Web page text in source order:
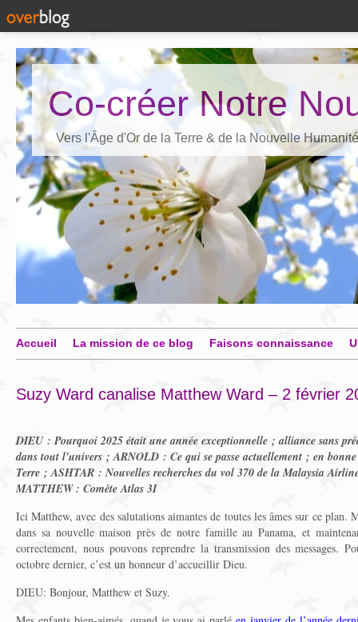
Co-créer Notre
Vers l'Âge d'Or de la Terre & de la Nouvelle Humanité
Accueil La mission de ce blog Faisons connaissance
Suzy Ward canalise Matthew Ward – 2 février
DIEU : Pourquoi 2025 était une année exceptionnelle ; alliance sans
dans tout l'univers ; ARNOLD : Ce qui se passe actuellement ; en
Terre ; ASHTAR : Nouvelles recherches du vol 370 de la Malaysia
MATTHEW : Comète Atlas 3I
Ici Matthew, avec des salutations aimantes de toutes les âmes sur ce plan.
dans sa nouvelle maison près de notre famille au Panama, et
correctement, nous pouvons reprendre la transmission des messages.
octobre dernier, c’est un honneur d’accueillir Dieu.
DIEU: Bonjour, Matthew et Suzy.